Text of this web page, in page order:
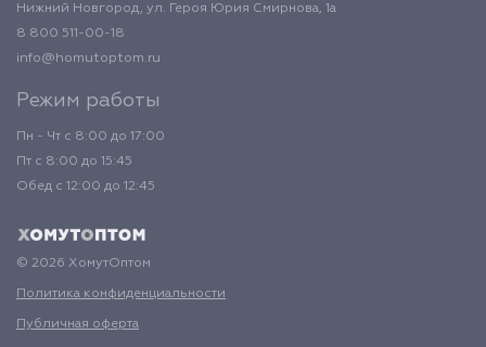
Нижний Новгород, ул. Героя Юрия Смирнова, 1а
8 800 511-00-18
info@homutoptom.ru
Режим работы
Пн - Чт с 8:00 до 17:00
Пт с 8:00 до 15:45
Обед с 12:00 до 12:45
© 2026 ХомутОптом
Политика конфиденциальности
Публичная оферта